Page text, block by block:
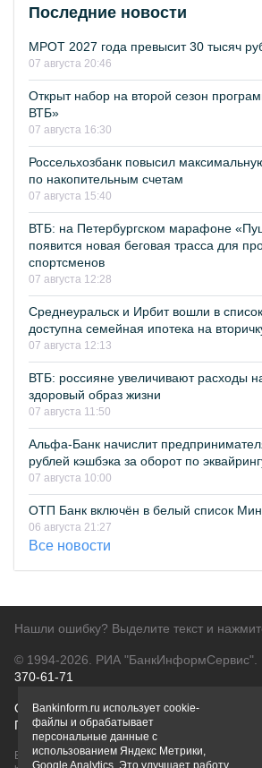
Последние новости
МРОТ 2027 года превысит 30 тысяч
07 августа 20:46
Открыт набор на второй сезон
ВТБ»
07 августа 16:30
Россельхозбанк повысил
по накопительным счетам
07 августа 15:40
ВТБ: на Петербургском марафоне
появится новая беговая трасса для
спортсменов
07 августа 12:28
Среднеуральск и Ирбит вошли в
доступна семейная ипотека на
07 августа 12:13
ВТБ: россияне увеличивают расходы
здоровый образ жизни
07 августа 11:50
Альфа-Банк начислит
рублей кэшбэка за оборот по
07 августа 10:00
ОТП Банк включён в белый список
06 августа 21:27
Все новости
Нашли ошибку? Выделите текст и
© 1994-2026. РИА "БанкИнформСервис".
370-61-71
О проектеПолитика конфиденциальности
Правовая информацияДля
Вся информация о продуктах банков,
Bankinform.ru использует cookie-
файлы и обрабатывает
персональные данные с
использованием Яндекс Метрики,
Google Analytics. Это улучшает работу